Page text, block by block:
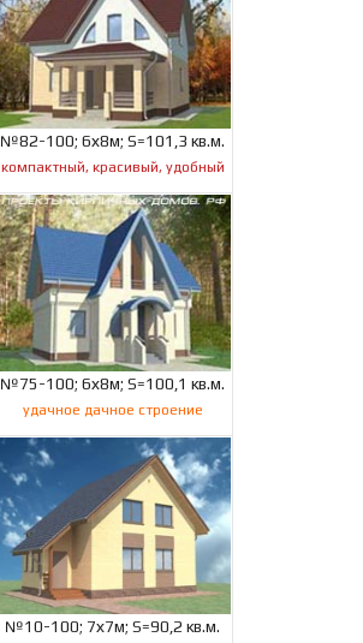
№82-100; 6х8м; S=101,3 кв.м.
компактный, красивый, удобный
№75-100; 6х8м; S=100,1 кв.м.
удачное дачное строение
№10-100; 7х7м; S=90,2 кв.м.